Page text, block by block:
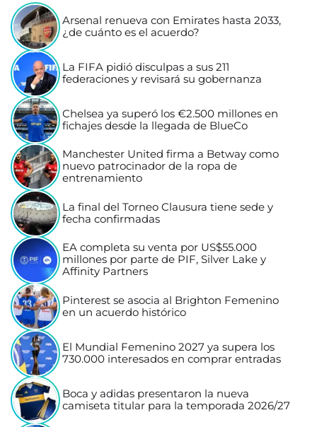
Arsenal renueva con Emirates hasta 2033,
¿de cuánto es el acuerdo?
La FIFA pidió disculpas a sus 211
federaciones y revisará su gobernanza
Chelsea ya superó los €2.500 millones en
fichajes desde la llegada de BlueCo
Manchester United firma a Betway como
nuevo patrocinador de la ropa de
entrenamiento
La final del Torneo Clausura tiene sede y
fecha confirmadas
EA completa su venta por US$55.000
millones por parte de PIF, Silver Lake y
Affinity Partners
Pinterest se asocia al Brighton Femenino
en un acuerdo histórico
El Mundial Femenino 2027 ya supera los
730.000 interesados en comprar entradas
Boca y adidas presentaron la nueva
camiseta titular para la temporada 2026/27